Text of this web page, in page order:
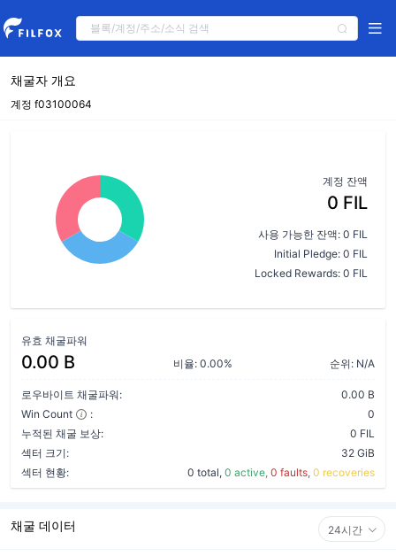
채굴자 개요
계정 f03100064
계정 잔액
0 FIL
사용 가능한 잔액: 0 FIL
Initial Pledge: 0 FIL
Locked Rewards: 0 FIL
유효 채굴파워
0.00 B 비율: 0.00% 순위: N/A
로우바이트 채굴파워:
0.00 B
Win Count
:
0
누적된 채굴 보상:
0 FIL
섹터 크기:
32 GiB
섹터 현황:
0 total, 0 active, 0 faults, 0 recoveries
채굴 데이터 24시간